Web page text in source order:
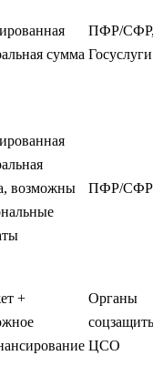
сумма
ПФР/
Госуслуги
возможны
ПФР/СФР
+
Органы
ЦСО